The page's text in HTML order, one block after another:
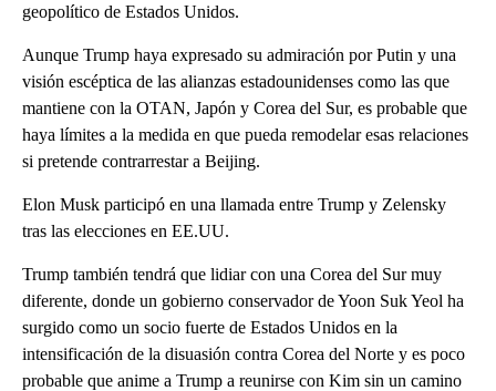
geopolítico de Estados Unidos.
Aunque Trump haya expresado su admiración por Putin y una
visión escéptica de las alianzas estadounidenses como las que
mantiene con la OTAN, Japón y Corea del Sur, es probable que
haya límites a la medida en que pueda remodelar esas relaciones
si pretende contrarrestar a Beijing.
Elon Musk participó en una llamada entre Trump y Zelensky
tras las elecciones en EE.UU.
Trump también tendrá que lidiar con una Corea del Sur muy
diferente, donde un gobierno conservador de Yoon Suk Yeol ha
surgido como un socio fuerte de Estados Unidos en la
intensificación de la disuasión contra Corea del Norte y es poco
probable que anime a Trump a reunirse con Kim sin un camino